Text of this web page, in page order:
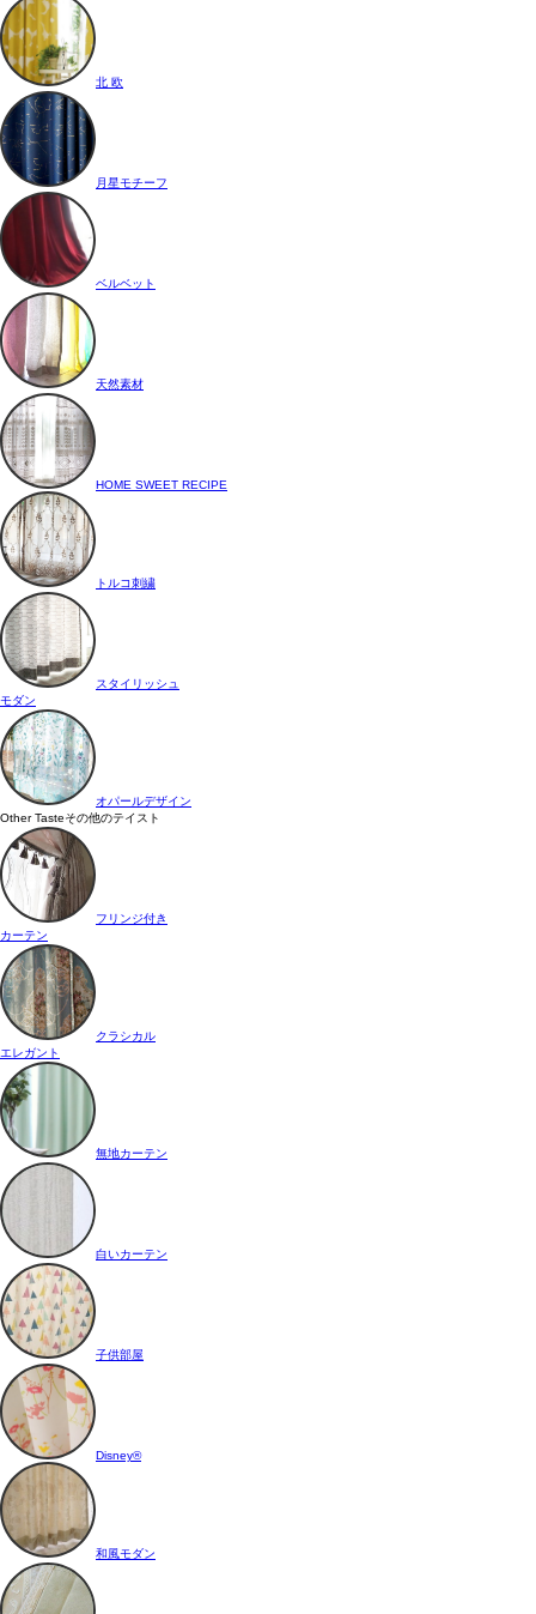
北 欧
月星モチーフ
ベルベット
天然素材
HOME SWEET RECIPE
トルコ刺繍
スタイリッシュ
モダン
オパールデザイン
Other Tasteその他のテイスト
フリンジ付き
カーテン
クラシカル
エレガント
無地カーテン
白いカーテン
子供部屋
Disney®
和風モダン